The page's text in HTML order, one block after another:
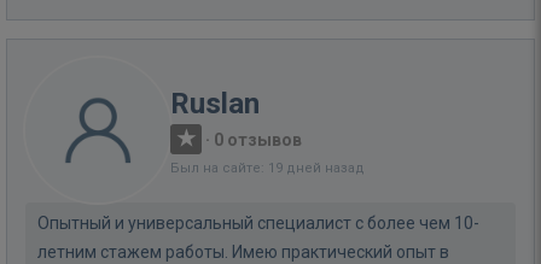
Ruslan
· 0 отзывов
Был на сайте: 19 дней назад
Опытный и универсальный специалист с более чем 10-
летним стажем работы. Имею практический опыт в